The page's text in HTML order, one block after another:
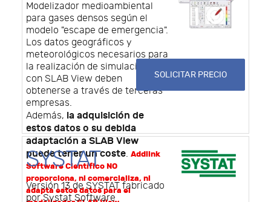
Modelizador medioambiental
para gases densos según el
modelo "escape de emergencia".
Los datos geográficos y
meteorológicos necesarios para
la realización de simulaciones
con SLAB View deben
obtenerse a través de terceras
empresas.
Además, la adquisición de
estos datos o su debida
adaptación a SLAB View
puede tener un coste. Addlink
Software Científico NO
proporciona, ni comercializa, ni
adapta estos datos para el
SOLICITAR PRECIO
SYSTAT
Versión 13 de SYSTAT fabricado
por Systat Software